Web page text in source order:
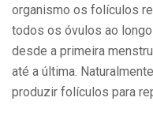
organismo os folículos
todos os óvulos ao
desde a primeira
até a última.
produzir folículos para